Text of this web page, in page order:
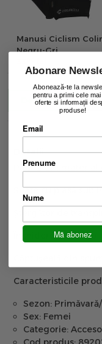
Manusi Ciclism
Negru-Gri
Descriere
Detalii
Palma din
Spate cu plasă
Ștergător de
Închidere cu velcro
Căptușeală din
Caracteristicile
Sezon:
Sex: Femei
Categorie:
Abonare
Abonează-te la
pentru a primi cele
oferte si informații
produse!
Email
Prenume
Nume
Mă abonez